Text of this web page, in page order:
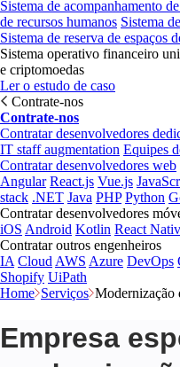
Sistema de acompanhamento
de recursos humanos Sistema
Sistema de reserva de espaços
Sistema operativo financeiro
e criptomoedas
Ler o estudo de caso
Contrate-nos
Contrate-nos
Contratar desenvolvedores
IT staff augmentation Equipes
Contratar desenvolvedores web
Angular React.js Vue.js
stack .NET Java PHP Python
Contratar desenvolvedores
iOS Android Kotlin React
Contratar outros engenheiros
IA Cloud AWS Azure DevOps
Shopify UiPath
Home Serviços Modernização
Empresa